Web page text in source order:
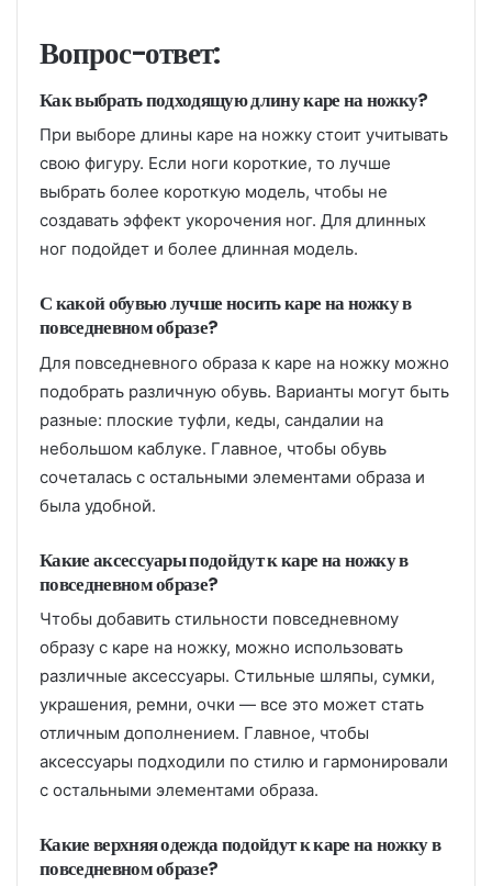
Вопрос-ответ:
Как выбрать подходящую длину каре на ножку?
При выборе длины каре на ножку стоит учитывать
свою фигуру. Если ноги короткие, то лучше
выбрать более короткую модель, чтобы не
создавать эффект укорочения ног. Для длинных
ног подойдет и более длинная модель.
С какой обувью лучше носить каре на ножку в
повседневном образе?
Для повседневного образа к каре на ножку можно
подобрать различную обувь. Варианты могут быть
разные: плоские туфли, кеды, сандалии на
небольшом каблуке. Главное, чтобы обувь
сочеталась с остальными элементами образа и
была удобной.
Какие аксессуары подойдут к каре на ножку в
повседневном образе?
Чтобы добавить стильности повседневному
образу с каре на ножку, можно использовать
различные аксессуары. Стильные шляпы, сумки,
украшения, ремни, очки — все это может стать
отличным дополнением. Главное, чтобы
аксессуары подходили по стилю и гармонировали
с остальными элементами образа.
Какие верхняя одежда подойдут к каре на ножку в
повседневном образе?